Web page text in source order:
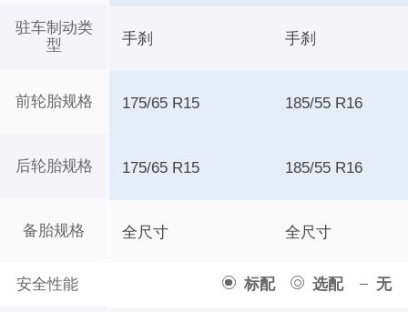
驻车制动类
型
前轮胎规格
后轮胎规格
备胎规格
安全性能 标配 选配 无
手刹 手刹
175/65 R15 185/55 R16
175/65 R15 185/55 R16
全尺寸 全尺寸